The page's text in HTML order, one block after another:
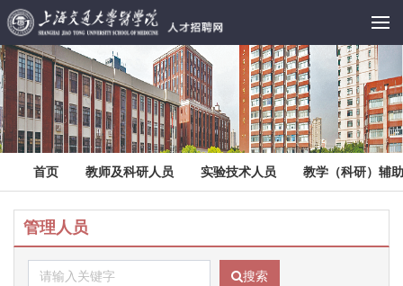
首页 教师及科研人员 实验技术人员 教学（科研）辅
管理人员
搜索